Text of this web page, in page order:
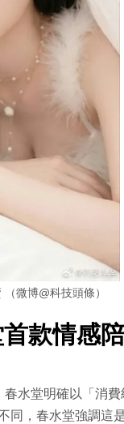
微博@科技頭條）
款情感
水堂明確以「消
同，春水堂強調這